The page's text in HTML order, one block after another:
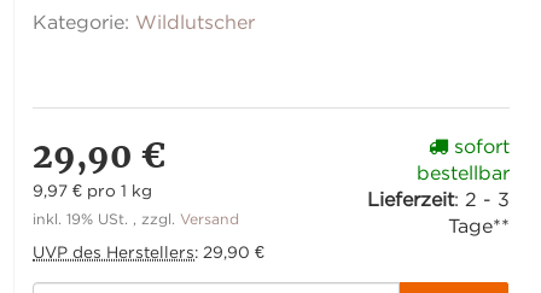
Kategorie: Wildlutscher
29,90 €
9,97 € pro 1 kg
inkl. 19% USt. , zzgl.Versand
UVP des Herstellers: 29,90 €
sofort
bestellbar
Lieferzeit: 2 - 3
Tage**